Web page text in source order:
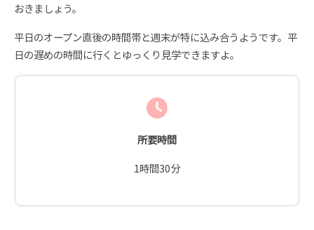
おきましょう。
平日のオープン直後の時間帯と週末が特に込み合うようです。平
日の遅めの時間に行くとゆっくり見学できますよ。
所要時間
1時間30分